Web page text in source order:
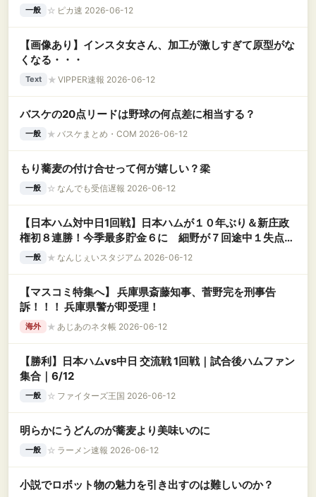
一般 ☆ ピカ速 2026-06-12
【画像あり】インスタ女さん、加工が激しすぎて原型がな
くなる・・・
Text ★ VIPPER速報 2026-06-12
バスケの20点リードは野球の何点差に相当する？
一般 ★ バスケまとめ・COM 2026-06-12
もり蕎麦の付け合せって何が嬉しい？梁
一般 ☆ なんでも受信遅報 2026-06-12
【日本ハム対中日1回戦】日本ハムが１０年ぶり＆新庄政
権初８連勝！今季最多貯金６に 細野が７回途中１失点で
２勝目、圧巻１１Ｋ
一般 ★ なんじぇいスタジアム 2026-06-12
【マスコミ特集へ】 兵庫県斎藤知事、菅野完を刑事告
訴！！！ 兵庫県警が即受理！
海外 ★ あじあのネタ帳 2026-06-12
【勝利】日本ハムvs中日 交流戦 1回戦｜試合後ハムファン
集合｜6/12
一般 ☆ ファイターズ王国 2026-06-12
明らかにうどんのが蕎麦より美味いのに
一般 ☆ ラーメン速報 2026-06-12
小説でロボット物の魅力を引き出すのは難しいのか？